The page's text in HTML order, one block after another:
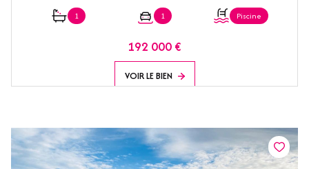
1 1 Piscine
192 000 €
VOIR LE BIEN